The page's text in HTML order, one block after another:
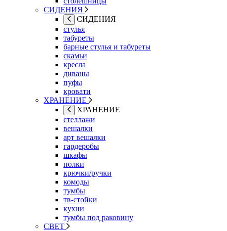
СИДЕНИЯ
СИДЕНИЯ
стулья
табуреты
барные стулья и табуреты
скамьи
кресла
диваны
пуфы
кровати
ХРАНЕНИЕ
ХРАНЕНИЕ
стеллажи
вешалки
арт вешалки
гардеробы
шкафы
полки
крючки/ручки
комоды
тумбы
тв-стойки
кухни
тумбы под раковину
СВЕТ